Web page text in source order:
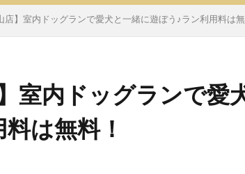
店】室内ドッグランで愛犬と一緒に遊ぼう♪ラン利用料は無
室内ドッグランで愛
は無料！